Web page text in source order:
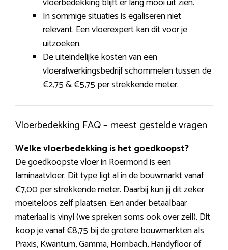
In sommige situaties is egaliseren niet
relevant. Een vloerexpert kan dit voor je
uitzoeken.
De uiteindelijke kosten van een
vloerafwerkingsbedrijf schommelen tussen de
€2,75 & €5,75 per strekkende meter.
Vloerbedekking FAQ – meest gestelde vragen
Welke vloerbedekking is het goedkoopst?
De goedkoopste vloer in Roermond is een
laminaatvloer. Dit type ligt al in de bouwmarkt vanaf
€7,00 per strekkende meter. Daarbij kun jij dit zeker
moeiteloos zelf plaatsen. Een ander betaalbaar
materiaal is vinyl (we spreken soms ook over zeil). Dit
koop je vanaf €8,75 bij de grotere bouwmarkten als
Praxis, Kwantum, Gamma, Hornbach, Handyfloor of